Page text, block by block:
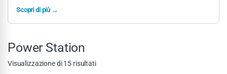
Scopri di più →
Power Station
Visualizzazione di 15 risultati